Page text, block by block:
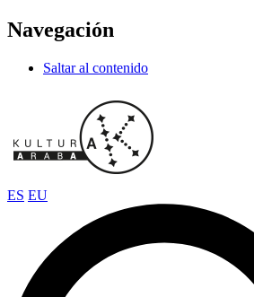
Navegación
Saltar al contenido
ES EU